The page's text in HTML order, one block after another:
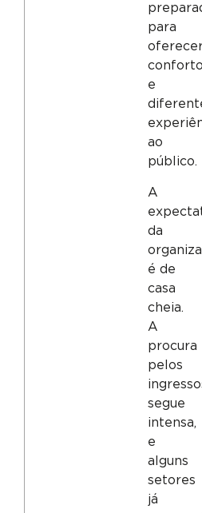
para
e
ao
público.
A
da
é de
casa
cheia.
A
procura
pelos
segue
intensa,
e
alguns
setores
já